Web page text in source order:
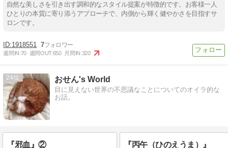
自然な美しさを引き出す調和的なスタイル提案が特徴的です。お客様一人
ひとりの本質に寄り添うアプローチで、内側から輝く健やかさを目指すサ
ロンです。
1918551 7
週間IN:70 週間OUT:650 月間IN:320
24 おせん's World
目に見えない世界の不思議なことについてのオイラ的な
お話。
『邪血』② 『丙午（ひのえうま）』